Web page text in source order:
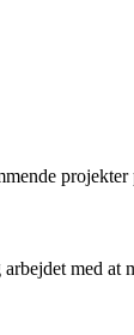
projekter
med at